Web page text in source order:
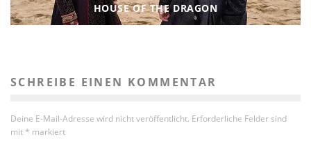
HOUSE OF THE DRAGON
SCHREIBE EINEN KOMMENTAR
Deine E-Mail-Adresse wird nicht veröffentlicht. Erforderliche Felder sind
mit * markiert